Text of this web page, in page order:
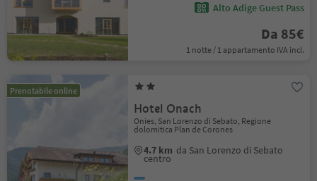
Alto Adige Guest Pass
Da 85€
1 notte / 1 appartamento IVA incl.
Prenotabile online
Hotel Onach
Onies, San Lorenzo di Sebato, Regione
dolomitica Plan de Corones
4.7 km da San Lorenzo di Sebato
centro